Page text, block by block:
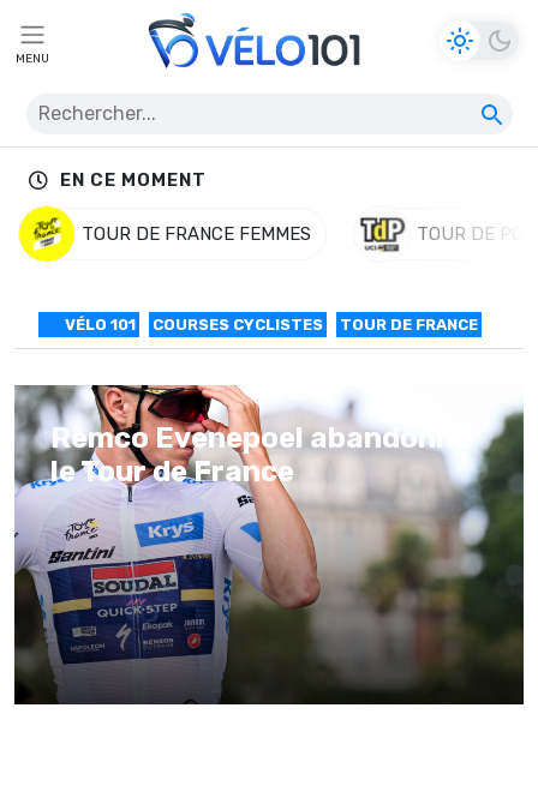
MENU
EN CE MOMENT
TOUR DE FRANCE FEMMES TOUR DE
VÉLO 101 COURSES CYCLISTES TOUR DE FRANCE
Remco Evenepoel abandonne
le Tour de France